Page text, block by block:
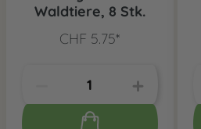
Waldtiere, 8 Stk.
CHF 5.75*